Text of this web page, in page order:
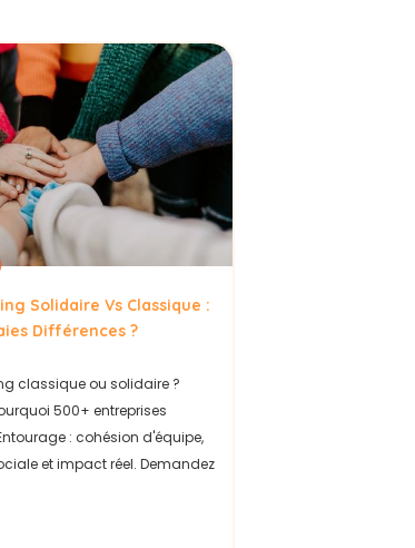
Solidaire Vs Classique :
Différences ?
classique ou solidaire ?
500+ entreprises
: cohésion d'équipe,
et impact réel. Demandez